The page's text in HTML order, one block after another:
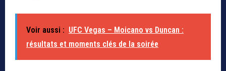
Voir aussi : UFC Vegas – Moicano vs Duncan :
résultats et moments clés de la soirée